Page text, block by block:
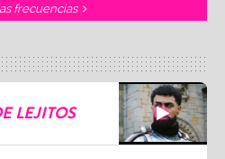
frecuencias
LEJITOS